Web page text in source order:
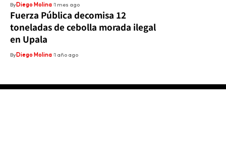
ByDiego Molina 1 mes ago
Fuerza Pública decomisa 12
toneladas de cebolla morada ilegal
en Upala
ByDiego Molina 1 año ago